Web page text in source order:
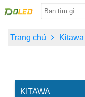
Trang chủ Kitawa
KITAWA